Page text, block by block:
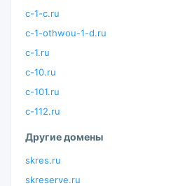
c-1-c.ru
c-1-othwou-1-d.ru
c-1.ru
c-10.ru
c-101.ru
c-112.ru
Другие домены
skres.ru
skreserve.ru